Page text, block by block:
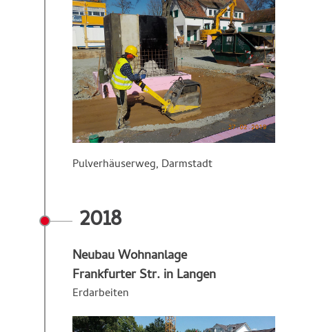
Pulverhäuserweg, Darmstadt
2018
Neubau Wohnanlage
Frankfurter Str. in Langen
Erdarbeiten